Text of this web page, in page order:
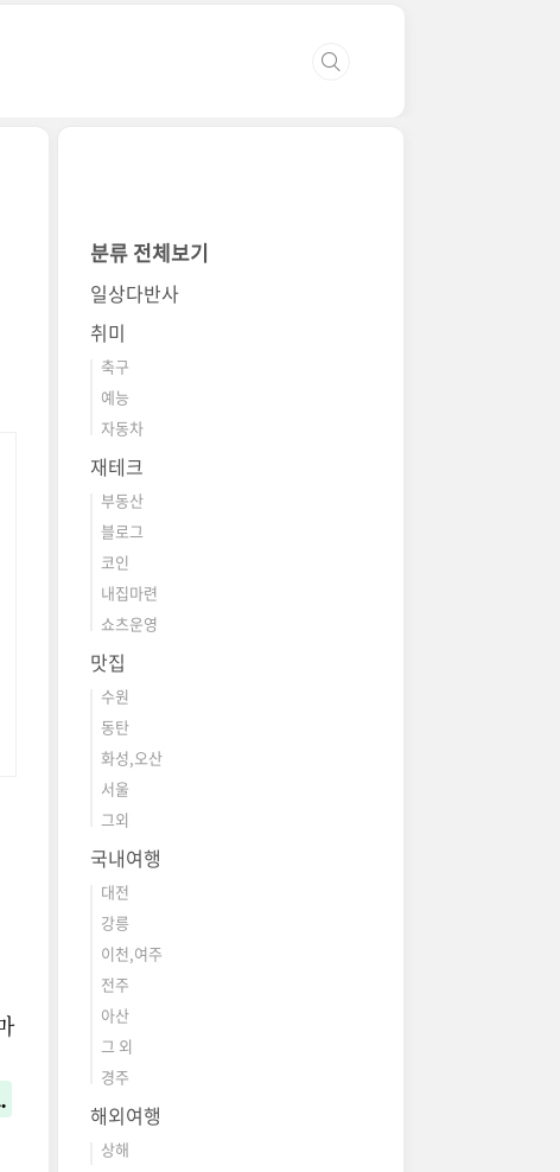
분류 전체보기
일상다반사
취미
축구
예능
자동차
재테크
부동산
블로그
코인
내집마련
쇼츠운영
맛집
수원
동탄
화성,오산
서울
그외
국내여행
대전
강릉
이천,여주
전주
아산
그 외
경주
해외여행
상해